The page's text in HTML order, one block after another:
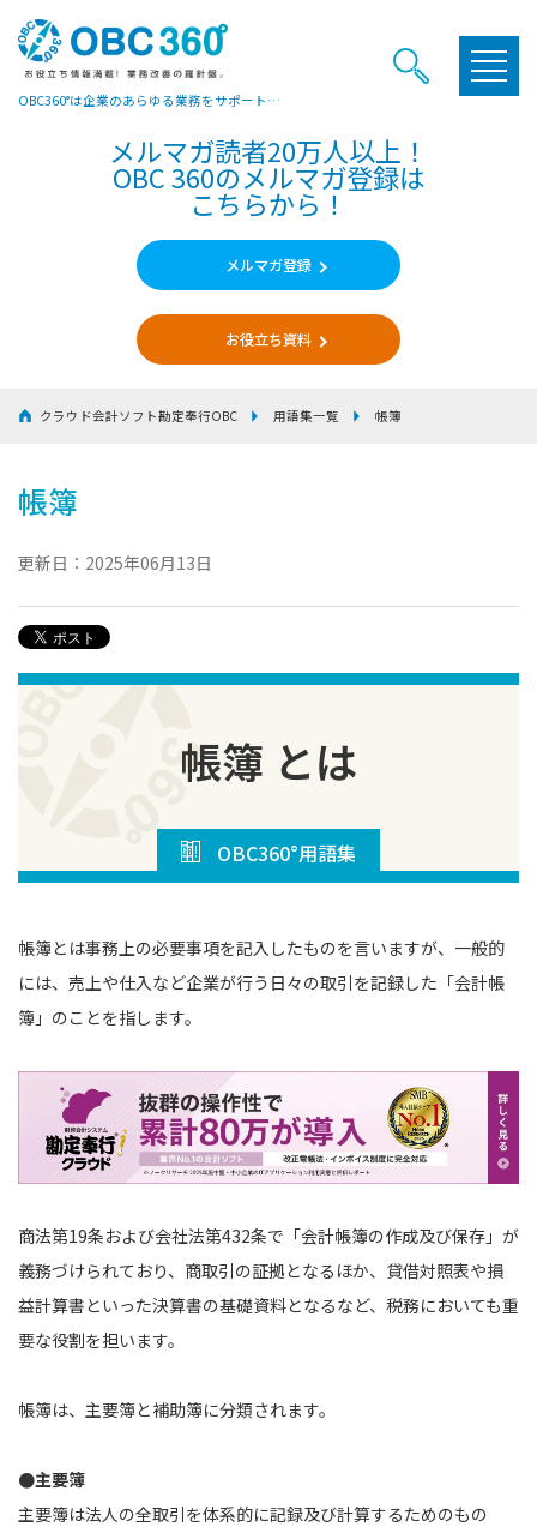
OBC360°は企業のあらゆる業務をサポートするヒントやお役立ち情報をご提供しています
メルマガ読者20万人以上！
OBC 360のメルマガ登録は
こちらから！
メルマガ登録
お役立ち資料
クラウド会計ソフト勘定奉行OBC 用語集一覧 帳簿
帳簿
更新日：2025年06月13日
帳簿 とは
OBC360°用語集
帳簿とは事務上の必要事項を記入したものを言いますが、一般的
には、売上や仕入など企業が行う日々の取引を記録した「会計帳
簿」のことを指します。
商法第19条および会社法第432条で「会計帳簿の作成及び保存」が
義務づけられており、商取引の証拠となるほか、貸借対照表や損
益計算書といった決算書の基礎資料となるなど、税務においても重
要な役割を担います。
帳簿は、主要簿と補助簿に分類されます。
●主要簿
主要簿は法人の全取引を体系的に記録及び計算するためのもの